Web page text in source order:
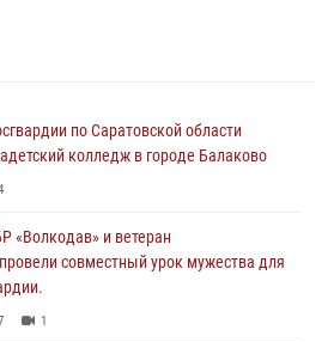
по Саратовской области
колледж в городе Балаково
«Волкодав» и ветеран
совместный урок мужества для
1